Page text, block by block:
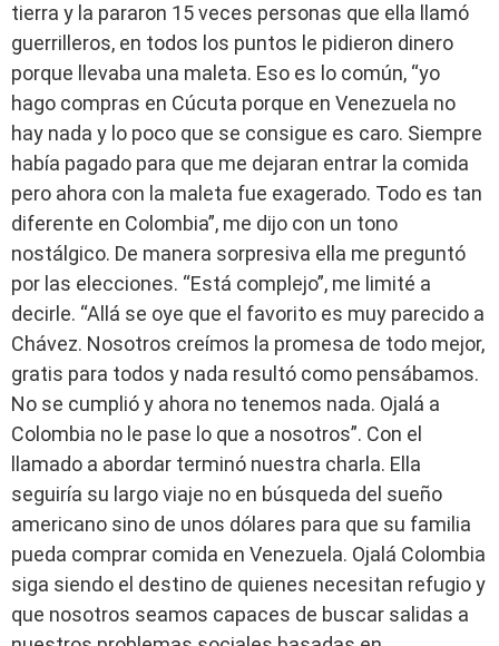
tierra y la pararon 15 veces personas que ella llamó
guerrilleros, en todos los puntos le pidieron dinero
porque llevaba una maleta. Eso es lo común, “yo
hago compras en Cúcuta porque en Venezuela no
hay nada y lo poco que se consigue es caro. Siempre
había pagado para que me dejaran entrar la comida
pero ahora con la maleta fue exagerado. Todo es tan
diferente en Colombia”, me dijo con un tono
nostálgico. De manera sorpresiva ella me preguntó
por las elecciones. “Está complejo”, me limité a
decirle. “Allá se oye que el favorito es muy parecido a
Chávez. Nosotros creímos la promesa de todo mejor,
gratis para todos y nada resultó como pensábamos.
No se cumplió y ahora no tenemos nada. Ojalá a
Colombia no le pase lo que a nosotros”. Con el
llamado a abordar terminó nuestra charla. Ella
seguiría su largo viaje no en búsqueda del sueño
americano sino de unos dólares para que su familia
pueda comprar comida en Venezuela. Ojalá Colombia
siga siendo el destino de quienes necesitan refugio y
que nosotros seamos capaces de buscar salidas a